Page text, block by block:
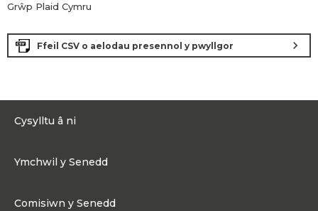
Grŵp Plaid Cymru
Ffeil CSV o aelodau presennol y pwyllgor chevron_right
Cysylltu â ni
Cysylltu â Senedd Cymru
Ymchwil y Senedd
Comisiwn y Senedd